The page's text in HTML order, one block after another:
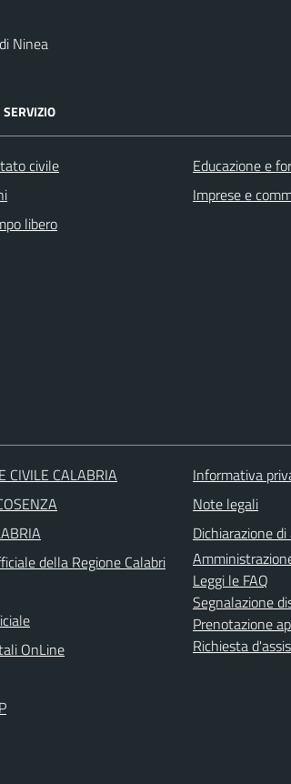
Ninea
SERVIZIO
civile
libero
Educazione e
Imprese e
CIVILE CALABRIA
della Regione Calabri
OnLine
Informativa
Note legali
Dichiarazione
Leggi le FAQ
Segnalazione
Prenotazione
Richiesta